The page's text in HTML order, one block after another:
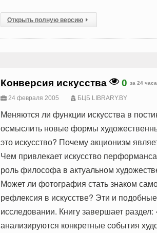
Открыть полную версию
Конверсия искусства 0 за 24 часа
24 февраля 2005 БЦБ LIBRARY.BY
Меняются ли функции искусства в
осмыслить новые формы
это искусство? Почему акционизм
Чем привлекает искусство
роль философа в актуальном
Может ли фотография стать знаком
рефлексия в искусстве? Эти и
исследовании. Книгу завершает
анализируются конкретные события